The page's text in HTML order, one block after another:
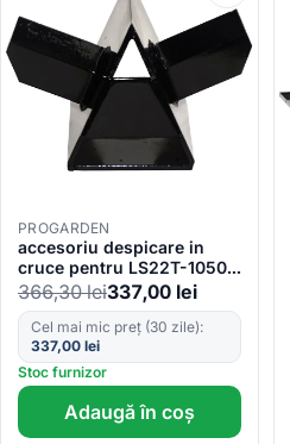
PROGARDEN
accesoriu despicare in
cruce pentru LS22T-1050
ProGARDEN
366,30lei337,00 lei
Cel mai mic preț (30 zile):
337,00 lei
Stoc furnizor
Adaugă în coș